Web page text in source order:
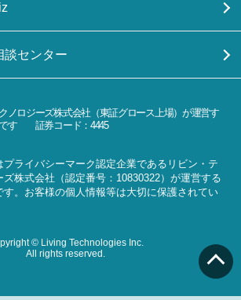
談センター
ノロジーズ株式会社（東証グロース上場）が運営す
です 証券コード：4445
プライバシーマーク認定企業であるリビン・テ
ズ株式会社（認定番号：10830322）が運営する
す。お客様の個人情報等は大切に保護されてい
© Living Technologies Inc.
All rights reserved.